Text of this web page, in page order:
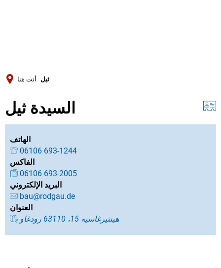
أنت هنا ثيل
السيدة ثيل
الهاتف
06106 693-1244
الفاكس
06106 693-2005
البريد الإلكتروني
bau@rodgau.de
العنوان
هينتيرغاسيه 15، 63110 رودغاو